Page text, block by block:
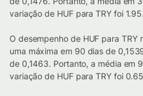
variação de HUF para TRY foi 1.95.
O desempenho de HUF para TRY
uma máxima em 90 dias de
de 0,1463. Portanto, a média em
variação de HUF para TRY foi